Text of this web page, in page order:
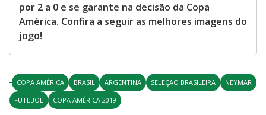
por 2 a 0 e se garante na decisão da Copa
América. Confira a seguir as melhores imagens do
jogo!
COPA AMÉRICA BRASIL ARGENTINA SELEÇÃO BRASILEIRA
NEYMAR
FUTEBOL
COPA AMÉRICA 2019